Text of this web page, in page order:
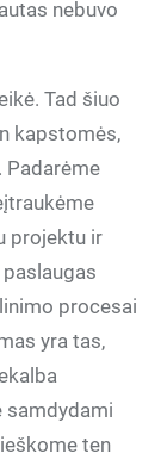
nebuvo
Tad šiuo
kapstomės,
Padarėme
projektu ir
procesai
yra tas,
samdydami
ten